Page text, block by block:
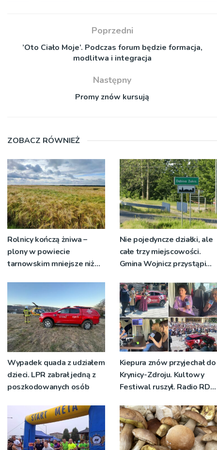
Poprzedni
’Oto Ciało Moje’. Podczas forum będzie formacja,
modlitwa i integracja
Następny
Promy znów kursują
ZOBACZ RÓWNIEŻ
Rolnicy kończą żniwa –
plony w powiecie
tarnowskim mniejsze niż
Nie pojedyncze działki, ale
całe trzy miejscowości.
Gmina Wojnicz przystąpi
planistycznych
Wypadek quada z udziałem
dzieci. LPR zabrał jedną z
poszkodowanych osób
Kiepura znów przyjechał do
Krynicy-Zdroju. Kultowy
Festiwal ruszył. Radio RDN
żywo [ZDJĘCIA]